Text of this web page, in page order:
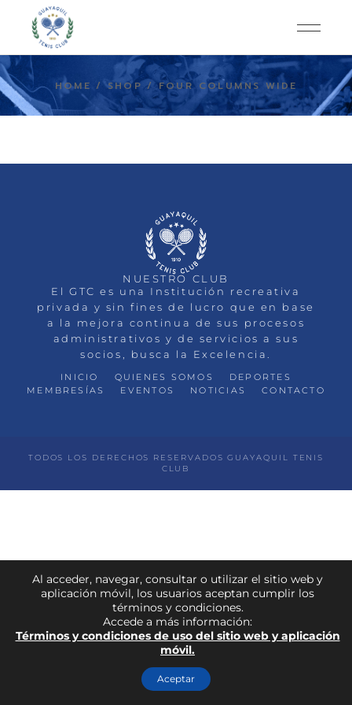
HOME SHOP FOUR COLUMNS WIDE
NUESTRO CLUB
El GTC es una Institución recreativa
privada y sin fines de lucro que en base
a la mejora continua de sus procesos
administrativos y de servicios a sus
socios, busca la Excelencia.
INICIO QUIENES SOMOS
DEPORTES
MEMBRESÍAS
EVENTOS NOTICIAS CONTACTO
TODOS LOS DERECHOS RESERVADOS GUAYAQUIL TENIS
CLUB
Al acceder, navegar, consultar o utilizar el sitio web y
aplicación móvil, los usuarios aceptan cumplir los
términos y condiciones.
Accede a más información:
Términos y condiciones de uso del sitio web y aplicación
móvil.
Aceptar